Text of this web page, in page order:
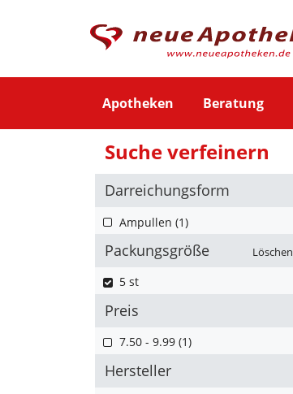
Apotheken Beratung
Suche verfeinern
Darreichungsform
Ampullen (1)
Packungsgröße Löschen
5 st
Preis
7.50 - 9.99 (1)
Hersteller